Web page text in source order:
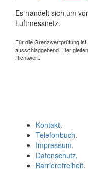
Es handelt sich um
Luftmessnetz.
Für die Grenzwertprüfung
ausschlaggebend. Der
Richtwert.
Kontakt.
Telefonbuch.
Impressum.
Datenschutz.
Barrierefreiheit.